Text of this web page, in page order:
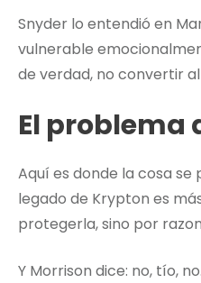
Snyder lo entendió en
vulnerable
de verdad, no convertir
El problema
Aquí es donde la cosa
legado de Krypton es
protegerla, sino por
Y Morrison dice: no, tío,